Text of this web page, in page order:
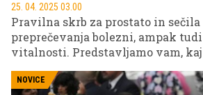
25. 04. 2025 03.00
Pravilna skrb za prostato in
preprečevanja bolezni, ampak
vitalnosti. Predstavljamo vam,
NOVICE